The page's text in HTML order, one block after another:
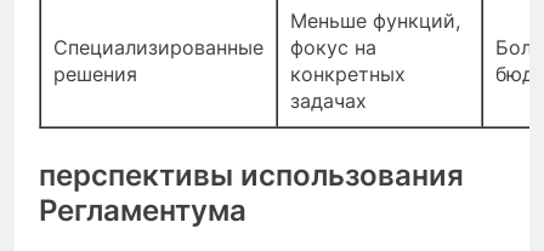
Специализированные
решения
Меньше функций,
фокус на
конкретных
задачах
перспективы использования
Регламентума